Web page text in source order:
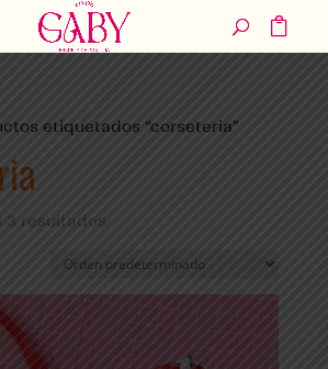
etiquetados “corseteria”
3 resultados